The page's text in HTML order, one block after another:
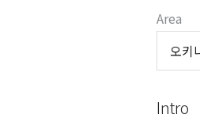
Area
오키
Intro